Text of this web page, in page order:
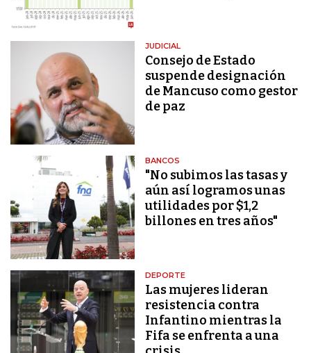
JUDICIAL
Consejo de Estado
suspende designación
de Mancuso como gestor
de paz
BANCOS
"No subimos las tasas y
aún así logramos unas
utilidades por $1,2
billones en tres años"
DEPORTE
Las mujeres lideran
resistencia contra
Infantino mientras la
Fifa se enfrenta a una